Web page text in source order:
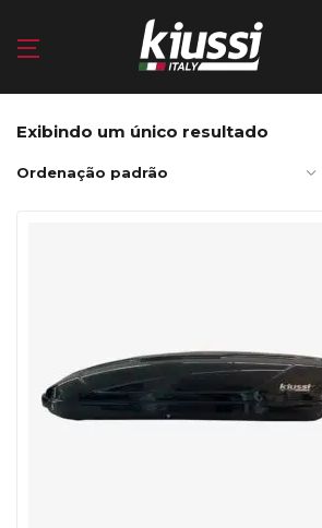
Exibindo um único resultado